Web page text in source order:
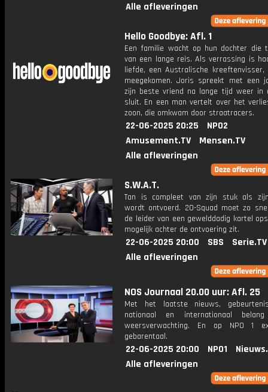
Alle afleveringen
Hello Goodbye: Afl. 1
Een familie wacht op hun dochter die
van een lange reis. Als verrassing is
liefde, een Australische
meegekomen. Joris spreekt met een
zijn beste vriend na lange tijd weer in
sluit. En een man vertelt over het
zoon, die omkwam door straatracers.
22-06-2025 20:25
NPO2
Amusement.TV
Mensen.TV
Alle afleveringen
S.W.A.T.
Tan is compleet van zijn stuk als
wordt ontvoerd. 20-Squad moet zo
de leider van een gewelddadig kartel
mogelijk achter de ontvoering zit.
22-06-2025 20:00 SBS
Serie.TV
Alle afleveringen
NOS Journaal 20.00 uur: Afl. 25
Met het laatste nieuws,
nationaal en internationaal
weersverwachting. En op NPO 1
gebarentaal.
22-06-2025 20:00 NPO1
Alle afleveringen